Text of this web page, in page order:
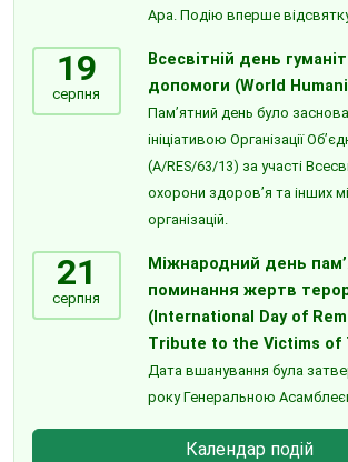
Ара. Подію вперше
19
серпня
Всесвітній день
допомоги (World
Пам’ятний день було
ініціативою Організації
(A/RES/63/13) за участі
охорони здоров’я та інших
організацій.
21
серпня
Міжнародний день
поминання жертв
(International Day of
Tribute to the Victims of
Дата вшанування була
року Генеральною
Календар подій